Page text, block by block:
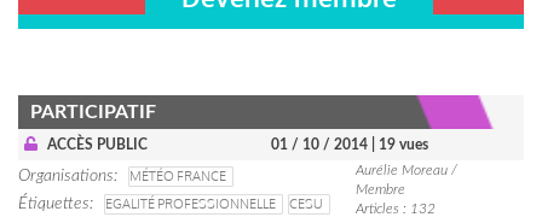
PARTICIPATIF
ACCÈS PUBLIC 01 / 10 / 2014 | 19 vues
Organisations
MÉTÉO FRANCE
Étiquettes
EGALITÉ PROFESSIONNELLE CESU
Aurélie Moreau /
Membre
Articles : 132